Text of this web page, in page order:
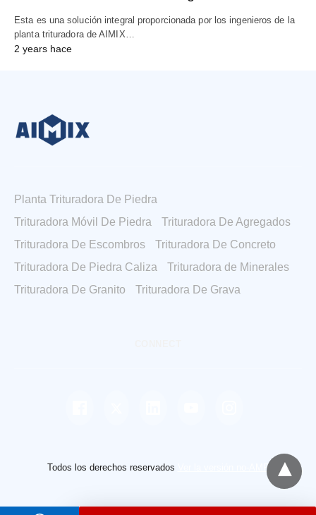
Esta es una solución integral proporcionada por los ingenieros de la
planta trituradora de AIMIX…
2 years hace
Planta Trituradora De Piedra
Trituradora Móvil De Piedra
Trituradora De Agregados
Trituradora De Escombros
Trituradora De Concreto
Trituradora De Piedra Caliza
Trituradora de Minerales
Trituradora De Granito
Trituradora De Grava
Todos los derechos reservados Ver la versión no-AMP